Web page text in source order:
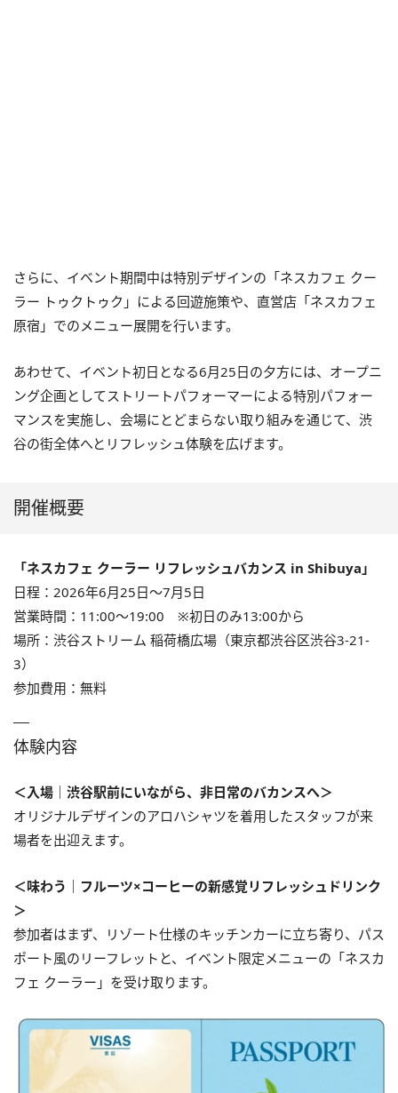
さらに、イベント期間中は特別デザインの「ネスカフェ クー
ラー トゥクトゥク」による回遊施策や、直営店「ネスカフェ
原宿」でのメニュー展開を行います。
あわせて、イベント初日となる6月25日の夕方には、オープニ
ング企画としてストリートパフォーマーによる特別パフォー
マンスを実施し、会場にとどまらない取り組みを通じて、渋
谷の街全体へとリフレッシュ体験を広げます。
開催概要
「ネスカフェ クーラー リフレッシュバカンス in Shibuya」
日程：2026年6月25日～7月5日
営業時間：11:00～19:00 ※初日のみ13:00から
場所：渋谷ストリーム 稲荷橋広場（東京都渋谷区渋谷3-21-
3）
参加費用：無料
体験内容
＜入場｜渋谷駅前にいながら、非日常のバカンスへ＞
オリジナルデザインのアロハシャツを着用したスタッフが来
場者を出迎えます。
＜味わう｜フルーツ×コーヒーの新感覚リフレッシュドリンク
＞
参加者はまず、リゾート仕様のキッチンカーに立ち寄り、パス
ポート風のリーフレットと、イベント限定メニューの「ネスカ
フェ クーラー」を受け取ります。